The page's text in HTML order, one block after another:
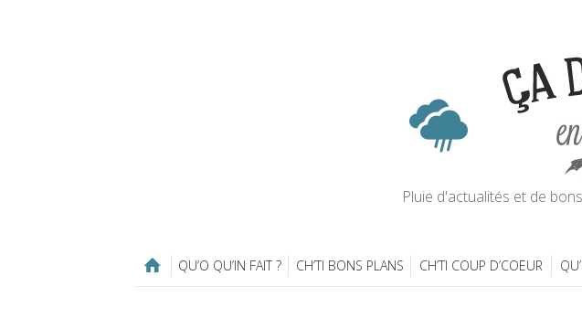
Pluie d'actualités et de
QU’O QU’IN FAIT ? CH’TI BONS PLANS CH’TI COUP D’COEUR